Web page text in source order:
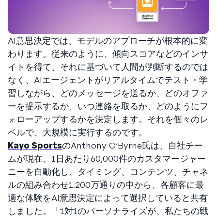
AI意思決定では、モデルのアプローチが根本的に変
わります。従来のように、傾向スコアなどのインサ
イトを得て、それに基づいて人間が判断するのでは
なく、AIエージェントがリアルタイムでテスト・学
習しながら、どのメッセージを送るか、どのオファ
ーを提示するか、いつ連絡を取るか、どのようにフ
ォローアップするかを決定します。それを個々のレ
ベルで、大規模に実行するのです。
Kayo SportsのAnthony O’Byrne氏は、自社チー
ムが現在、1日あたり60,000件のカスタマージャー
ニーを自動化し、タイミング、コンテンツ、チャネ
ルの組み合わせ1.200万通りの中から、各顧客に最
適な体験をAI意思決定によって選択していると共有
しました。「1対1のパーソナライズが、私たちの戦